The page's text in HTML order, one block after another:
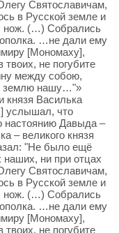
Святославичам,
в Русской земле и
нож. (…) Собрались
…не дали ему
[Мономаху],
не погубите
между собою,
землю нашу…"»
князя Василька
услышал, что
настоянию Давыда –
– великого князя
"Не было ещё
наших, ни при отцах
Святославичам,
в Русской земле и
нож. (…) Собрались
…не дали ему
[Мономаху],
не погубите